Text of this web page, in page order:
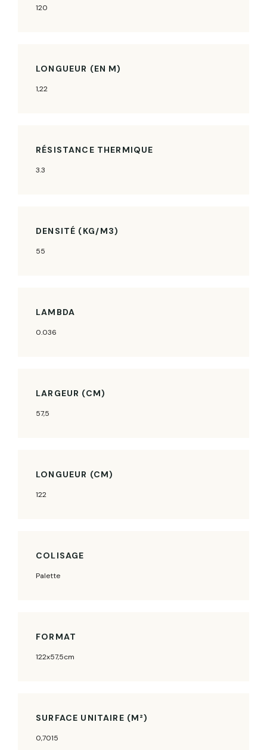
120
LONGUEUR (EN M)
1,22
RÉSISTANCE THERMIQUE
3.3
DENSITÉ (KG/M3)
55
LAMBDA
0.036
LARGEUR (CM)
57,5
LONGUEUR (CM)
122
COLISAGE
Palette
FORMAT
122x57,5cm
SURFACE UNITAIRE (M²)
0,7015